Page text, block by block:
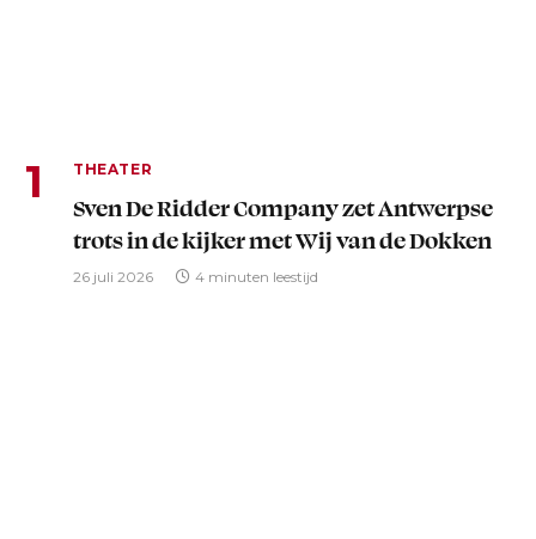
THEATER
Sven De Ridder Company zet Antwerpse
trots in de kijker met Wij van de Dokken
26 juli 2026 4 minuten leestijd